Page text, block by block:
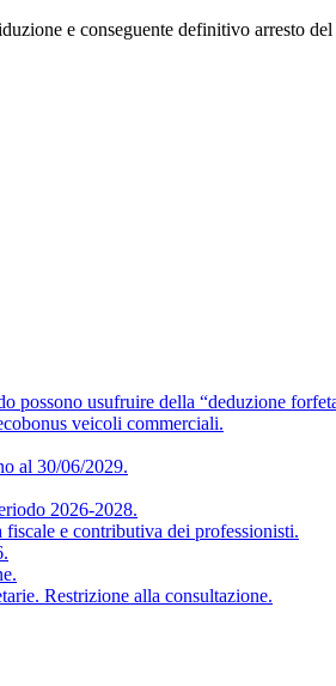
e conseguente definitivo arresto
usufruire della “deduzione
veicoli commerciali.
al 30/06/2029.
2026-2028.
e contributiva dei professionisti.
Restrizione alla consultazione.